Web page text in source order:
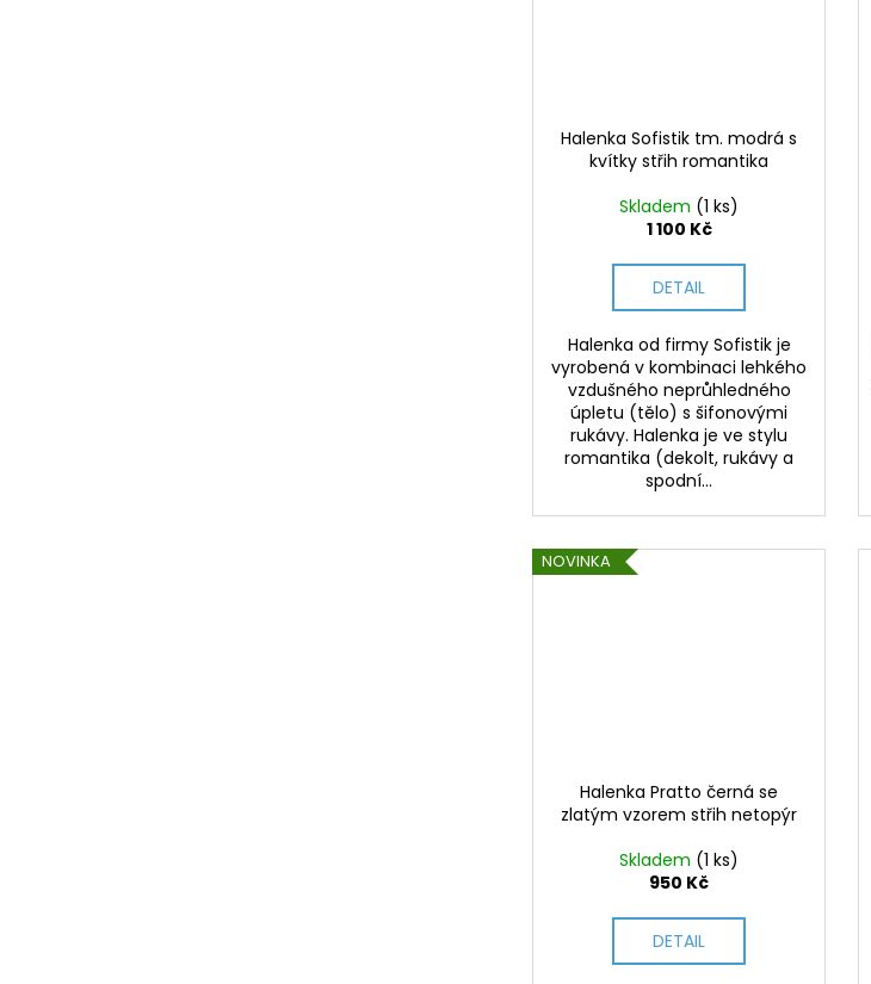
Halenka Sofistik tm. modrá s
kvítky střih romantika
Skladem (1 ks)
1 100 Kč
DETAIL
Halenka od firmy Sofistik je
vyrobená v kombinaci lehkého
vzdušného neprůhledného
úpletu (tělo) s šifonovými
rukávy. Halenka je ve stylu
romantika (dekolt, rukávy a
spodní...
NOVINKA
Halenka Pratto černá se
zlatým vzorem střih netopýr
Skladem (1 ks)
950 Kč
DETAIL